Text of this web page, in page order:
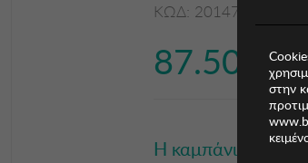
ΚΩΔ: 2014712102.6
87.50€
Η καμπάνια έχει
στην